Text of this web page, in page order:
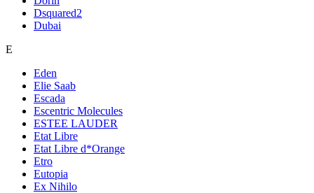
Dsquared2
Dubai
E
Eden
Elie Saab
Escada
Escentric Molecules
ESTEE LAUDER
Etat Libre
Etat Libre d*Orange
Etro
Eutopia
Ex Nihilo